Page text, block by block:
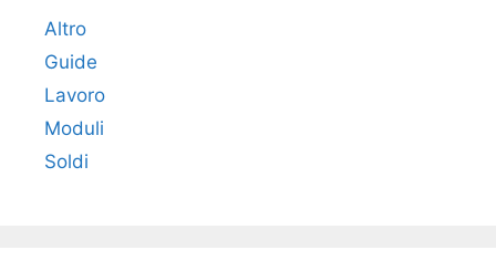
Altro
Guide
Lavoro
Moduli
Soldi